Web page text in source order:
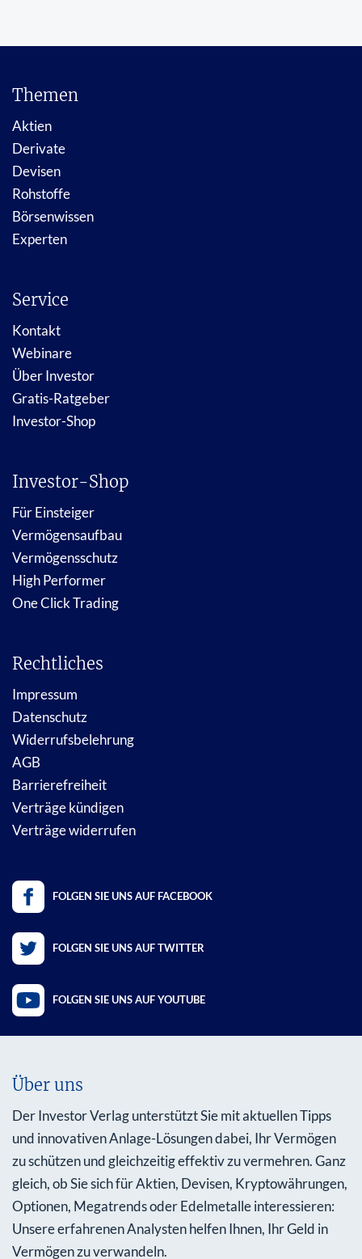
Themen
Aktien
Derivate
Devisen
Rohstoffe
Börsenwissen
Experten
Service
Kontakt
Webinare
Über Investor
Gratis-Ratgeber
Investor-Shop
Investor-Shop
Für Einsteiger
Vermögensaufbau
Vermögensschutz
High Performer
One Click Trading
Rechtliches
Impressum
Datenschutz
Widerrufsbelehrung
AGB
Barrierefreiheit
Verträge kündigen
Verträge widerrufen
FOLGEN SIE UNS AUF FACEBOOK
FOLGEN SIE UNS AUF TWITTER
FOLGEN SIE UNS AUF YOUTUBE
Über uns
Der Investor Verlag unterstützt Sie mit aktuellen Tipps
und innovativen Anlage-Lösungen dabei, Ihr Vermögen
zu schützen und gleichzeitig effektiv zu vermehren. Ganz
gleich, ob Sie sich für Aktien, Devisen, Kryptowährungen,
Optionen, Megatrends oder Edelmetalle interessieren:
Unsere erfahrenen Analysten helfen Ihnen, Ihr Geld in
Vermögen zu verwandeln.